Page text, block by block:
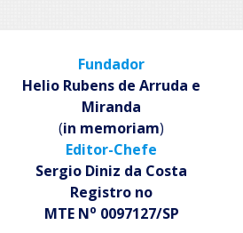
Fundador
Helio Rubens de Arruda e
Miranda
(in memoriam)
Editor-Chefe
Sergio Diniz da Costa
Registro no
MTE No 0097127/SP